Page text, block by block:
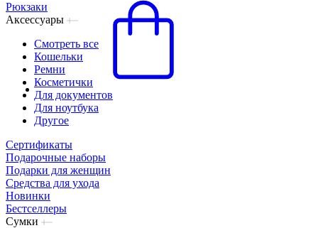
Рюкзаки
Аксессуары
Смотреть все
Кошельки
Ремни
Косметички
Для документов
Для ноутбука
Другое
Сертификаты
Подарочные наборы
Подарки для женщин
Средства для ухода
Новинки
Бестселлеры
Сумки